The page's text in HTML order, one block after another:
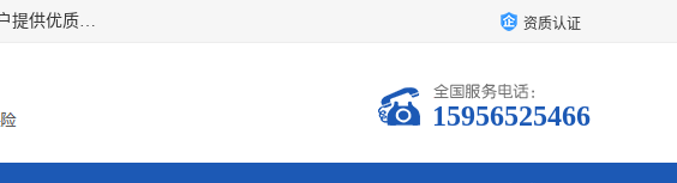
安徽信多多吊装搬运有限公司，主营吊装搬运,工厂搬迁，叉车出租，公司地址位于安徽合肥瑶海，致力于为广大客户提供优质的产品/服务，如果您对我公司的产品服务感兴趣，请联系[安徽信多多吊装搬运有限公司]，期待您的来电。 资质认证
15956525466